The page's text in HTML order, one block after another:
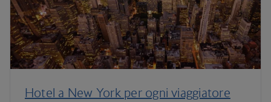
Hotel a New York per ogni viaggiatore